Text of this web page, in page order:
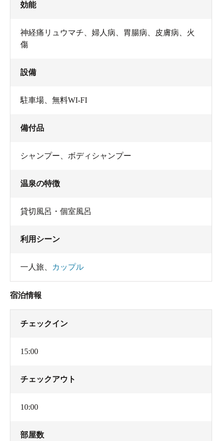
効能
神経痛リュウマチ、婦人病、胃腸病、皮膚病、火
傷
設備
駐車場 無料WI-FI
備付品
シャンプー ボディシャンプー
温泉の特徴
貸切風呂・個室風呂
利用シーン
一人旅 カップル
宿泊情報
チェックイン
15:00
チェックアウト
10:00
部屋数